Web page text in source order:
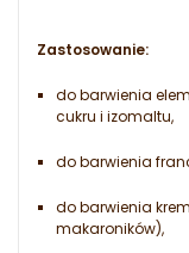
Zastosowanie:
do barwienia
cukru i izomaltu,
do barwienia
do barwienia
makaroników),